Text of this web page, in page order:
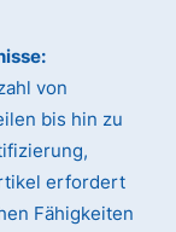
von
bis hin zu
erfordert
Fähigkeiten